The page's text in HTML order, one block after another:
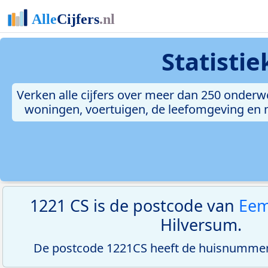
Verken alle cijfers over meer dan 250
woningen, voertuigen, de leefomgeving
1221 CS is de postcode van
Hilversum.
De postcode 1221CS heeft de